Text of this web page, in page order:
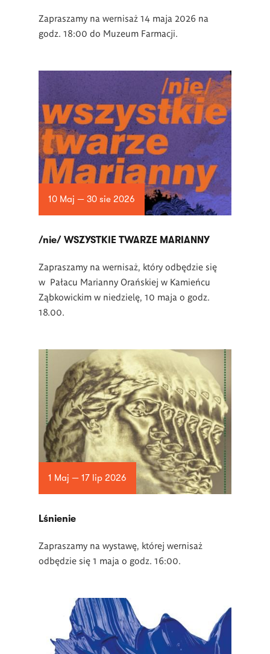
Zapraszamy na wernisaż 14 maja 2026 na
godz. 18:00 do Muzeum Farmacji.
10 Maj — 30 sie 2026
/nie/ WSZYSTKIE TWARZE MARIANNY
Zapraszamy na wernisaż, który odbędzie się
w Pałacu Marianny Orańskiej w Kamieńcu
Ząbkowickim w niedzielę, 10 maja o godz.
18.00.
1 Maj — 17 lip 2026
Lśnienie
Zapraszamy na wystawę, której wernisaż
odbędzie się 1 maja o godz. 16:00.